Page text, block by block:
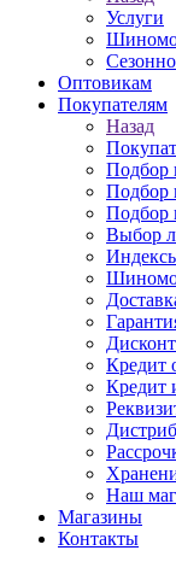
Услуги
Оптовикам
Покупателям
Назад
Подбор
Подбор
Подбор
Выбор
Кредит
Кредит
Наш
Магазины
Контакты